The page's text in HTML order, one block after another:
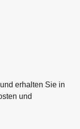
erhalten Sie in
und